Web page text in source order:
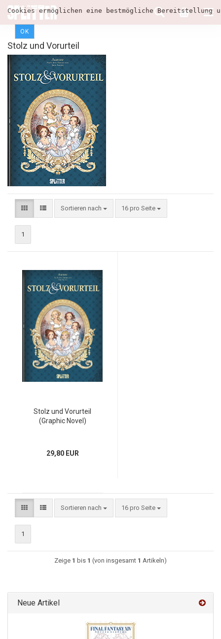
Cookies ermöglichen eine bestmögliche
OK
Stolz und Vorurteil
Sortieren nach 16 pro Seite
1
Stolz und Vorurteil
(Graphic Novel)
29,80 EUR
Sortieren nach 16 pro Seite
1
Zeige 1 bis 1 (von insgesamt 1 Artikeln)
Neue Artikel